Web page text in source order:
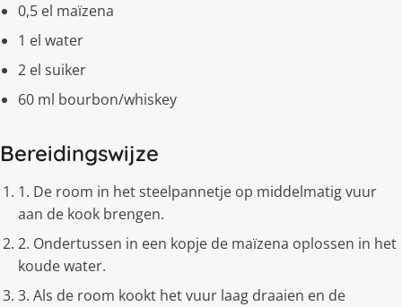
0,5 el maïzena
1 el water
2 el suiker
60 ml bourbon/whiskey
Bereidingswijze
1. De room in het steelpannetje op middelmatig vuur
aan de kook brengen.
2. Ondertussen in een kopje de maïzena oplossen in het
koude water.
3. Als de room kookt het vuur laag draaien en de